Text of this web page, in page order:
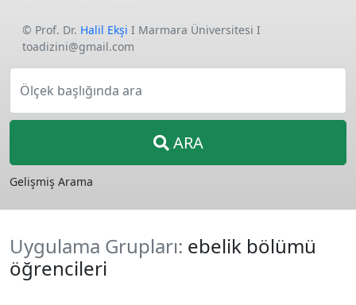
© Prof. Dr. Halil Ekşi I Marmara Üniversitesi I
toadizini@gmail.com
Ölçek başlığında ara
ARA
Gelişmiş Arama
Uygulama Grupları: ebelik bölümü
öğrencileri